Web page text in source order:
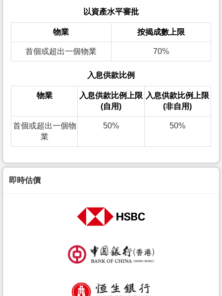
以資產水平審批
物業 按揭成數上限
首個或超出一個物業 70%
入息供款比例
物業
入息供款比例上限
(自用)
入息供款比例上限
(非自用)
首個或超出一個物
業
50% 50%
即時估價